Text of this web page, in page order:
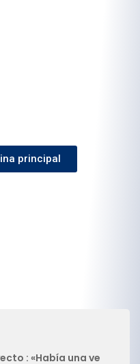
principal
: «Había una ve